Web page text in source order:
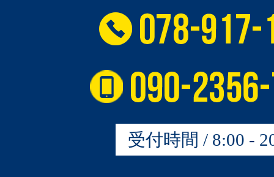
受付時間 / 8:00 -